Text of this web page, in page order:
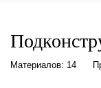
Материалов: 14